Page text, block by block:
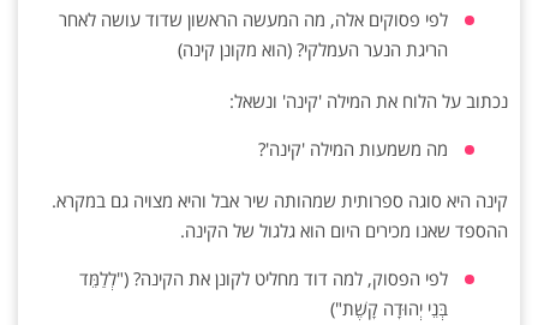
לפי פסוקים אלה, מה המעשה הראשון שדוד עושה לאחר
הריגת הנער העמלקי? (הוא מקונן קינה)
נכתוב על הלוח את המילה 'קינה' ונשאל:
מה משמעות המילה 'קינה'?
קינה היא סוגה ספרותית שמהותה שיר אבל והיא מצויה גם במקרא.
ההספד שאנו מכירים היום הוא גלגול של הקינה.
לפי הפסוק, למה דוד מחליט לקונן את הקינה? ("לְלַמֵּד
בְּנֵי יְהוּדָה קָשֶׁת")